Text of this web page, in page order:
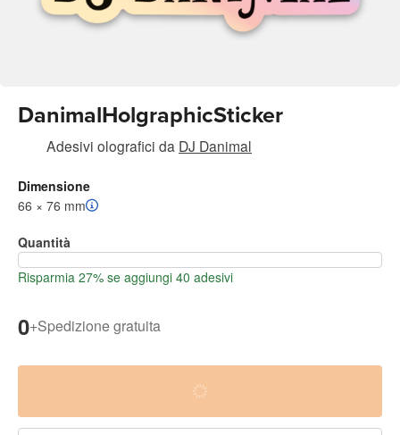
DanimalHolgraphicSticker
Adesivi olografici da DJ Danimal
Dimensione
66 × 76 mm
Quantità
Risparmia 27% se aggiungi 40 adesivi
0+Spedizione gratuita